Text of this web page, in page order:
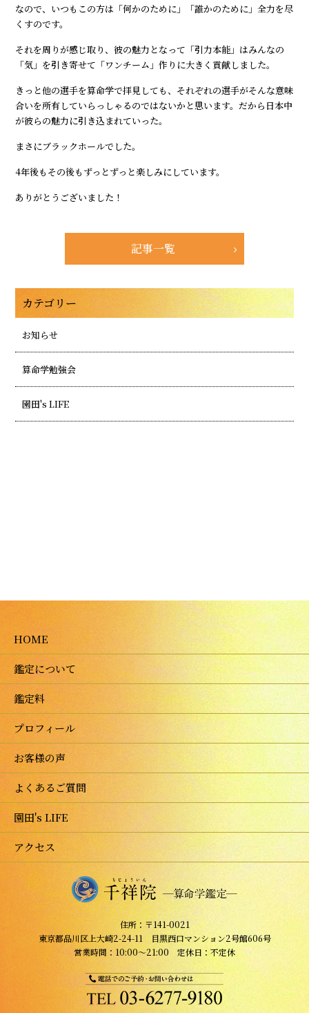
なので、いつもこの方は「何かのために」「誰かのために」全力を尽
くすのです。
それを周りが感じ取り、彼の魅力となって「引力本能」はみんなの
「気」を引き寄せて「ワンチーム」作りに大きく貢献しました。
きっと他の選手を算命学で拝見しても、それぞれの選手がそんな意味
合いを所有していらっしゃるのではないかと思います。だから日本中
が彼らの魅力に引き込まれていった。
まさにブラックホールでした。
4年後もその後もずっとずっと楽しみにしています。
ありがとうございました！
記事一覧
カテゴリー
お知らせ
算命学勉強会
園田's LIFE
HOME
鑑定について
鑑定料
プロフィール
お客様の声
よくあるご質問
園田's LIFE
アクセス
住所：〒141-0021
東京都品川区上大崎2-24-11 目黒西口マンション2号館606号
営業時間：10:00～21:00 定休日：不定休